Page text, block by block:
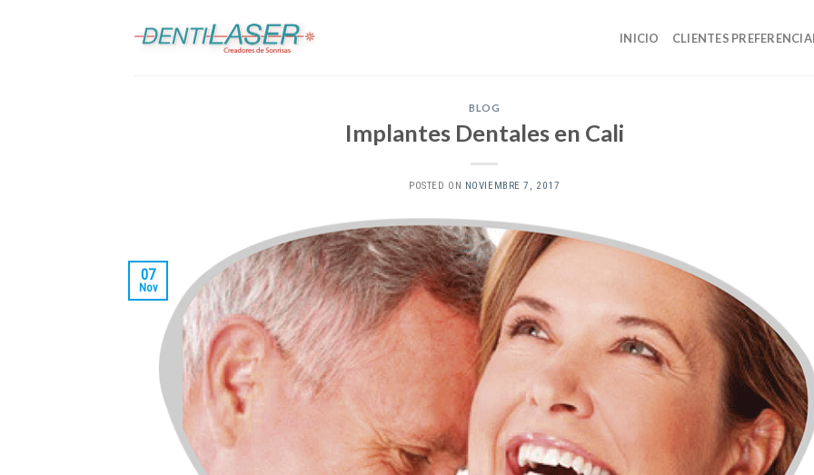
INICIO CLIENTES
BLOG
Implantes Dentales en Cali
POSTED ON NOVIEMBRE 7, 2017
07
Nov